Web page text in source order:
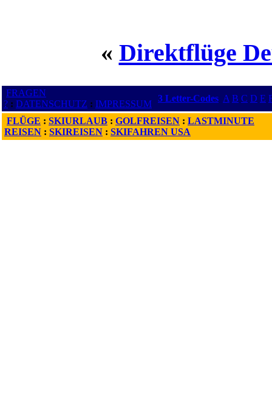
« Direktflüge
FRAGEN
? : DATENSCHUTZ : IMPRESSUM
3 Letter-Codes A B C D E
FLÜGE : SKIURLAUB : GOLFREISEN : LASTMINUTE
REISEN : SKIREISEN : SKIFAHREN USA